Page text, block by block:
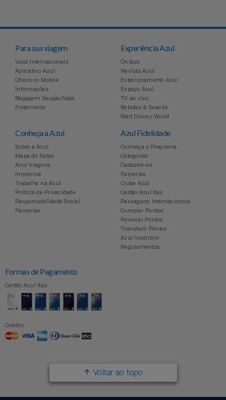
Para sua viagem
Voos Internacionais
Aplicativo Azul
Check-in Mobile
Informações
Bagagem Despachada
Fretamento
Experiência Azul
Ônibus
Revista Azul
Estacionamento Azul
Espaço Azul
TV ao vivo
Bebidas & Snacks
Walt Disney World
Conheça a Azul
Sobre a Azul
Mapa de Rotas
Azul Viagens
Imprensa
Trabalhe na Azul
Política de Privacidade
Responsabilidade Social
Parcerias
Azul Fidelidade
Conheça o Programa
Categorias
Cadastre-se
Parcerias
Clube Azul
Cartão Azul Itaú
Passagens Internacionais
Comprar Pontos
Renovar Pontos
Transferir Pontos
Azul Incentivo
Regulamentos
Formas de Pagamento
Cartão Azul Itaú
Crédito
Voltar ao topo